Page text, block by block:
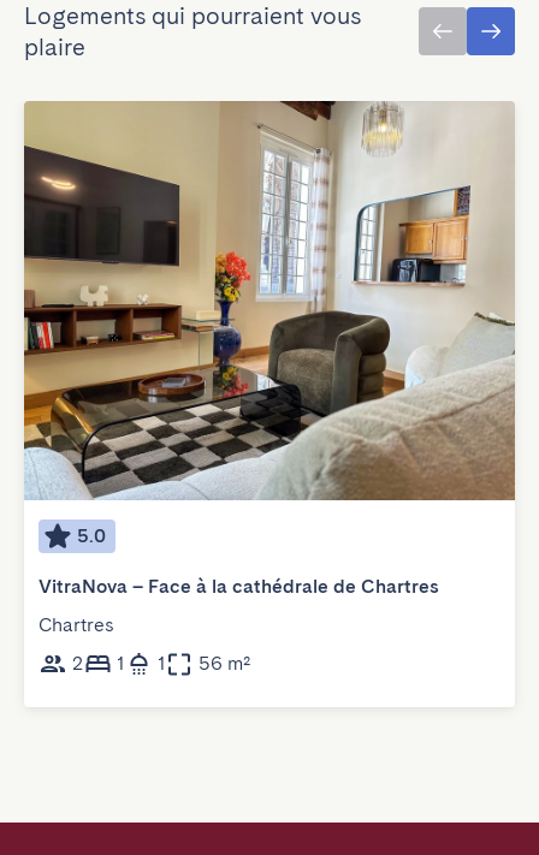
Logements qui pourraient vous
plaire
5.0
VitraNova – Face à la cathédrale de Chartres
Chartres
2
1 1 56 m²